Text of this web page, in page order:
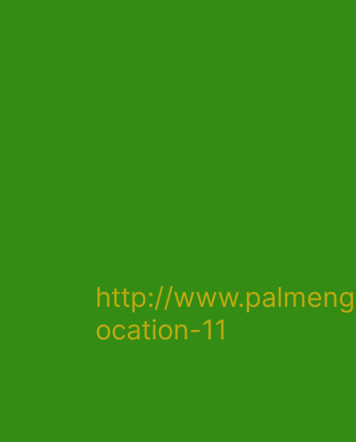
http://
ocation-11